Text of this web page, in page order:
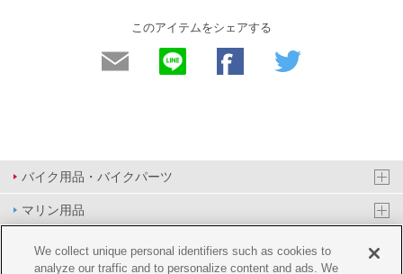
このアイテムをシェアする
バイク用品・バイクパーツ
マリン用品
PAS/YPJ用品
We collect unique personal identifiers such as cookies to
analyze our traffic and to personalize content and ads. We